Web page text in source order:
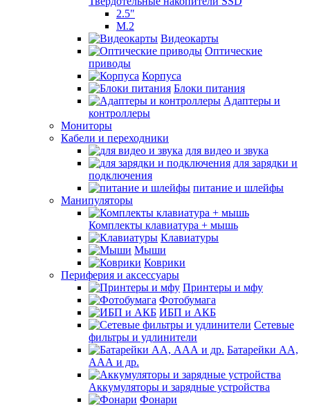
2.5"
M.2
Видеокарты
Оптические
приводы
Корпуса
Блоки питания
Адаптеры и
контроллеры
Мониторы
Кабели и переходники
для видео и звука
для зарядки и
подключения
питание и шлейфы
Манипуляторы
Комплекты клавиатура + мышь
Клавиатуры
Мыши
Коврики
Периферия и аксессуары
Принтеры и мфу
Фотобумага
ИБП и АКБ
Сетевые
фильтры и удлинители
Батарейки АА,
ААА и др.
Аккумуляторы и зарядные устройства
Фонари